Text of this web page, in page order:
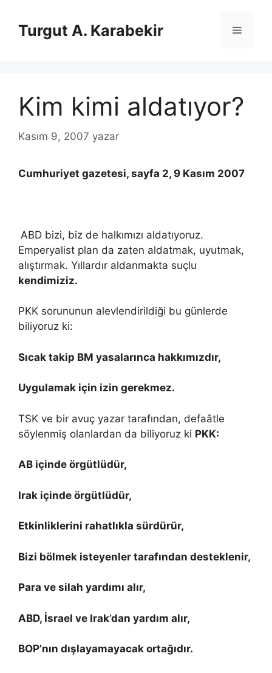
Turgut A. Karabekir Menü
Kim kimi aldatıyor?
Kasım 9, 2007 yazar
Cumhuriyet gazetesi, sayfa 2, 9 Kasım 2007
ABD bizi, biz de halkımızı aldatıyoruz.
Emperyalist plan da zaten aldatmak, uyutmak,
alıştırmak. Yıllardır aldanmakta suçlu
kendimiziz.
PKK sorununun alevlendirildiği bu günlerde
biliyoruz ki:
Sıcak takip BM yasalarınca hakkımızdır,
Uygulamak için izin gerekmez.
TSK ve bir avuç yazar tarafından, defaâtle
söylenmiş olanlardan da biliyoruz ki PKK:
AB içinde örgütlüdür,
Irak içinde örgütlüdür,
Etkinliklerini rahatlıkla sürdürür,
Bizi bölmek isteyenler tarafından desteklenir,
Para ve silah yardımı alır,
ABD, İsrael ve Irak’dan yardım alır,
BOP’nın dışlayamayacak ortağıdır.